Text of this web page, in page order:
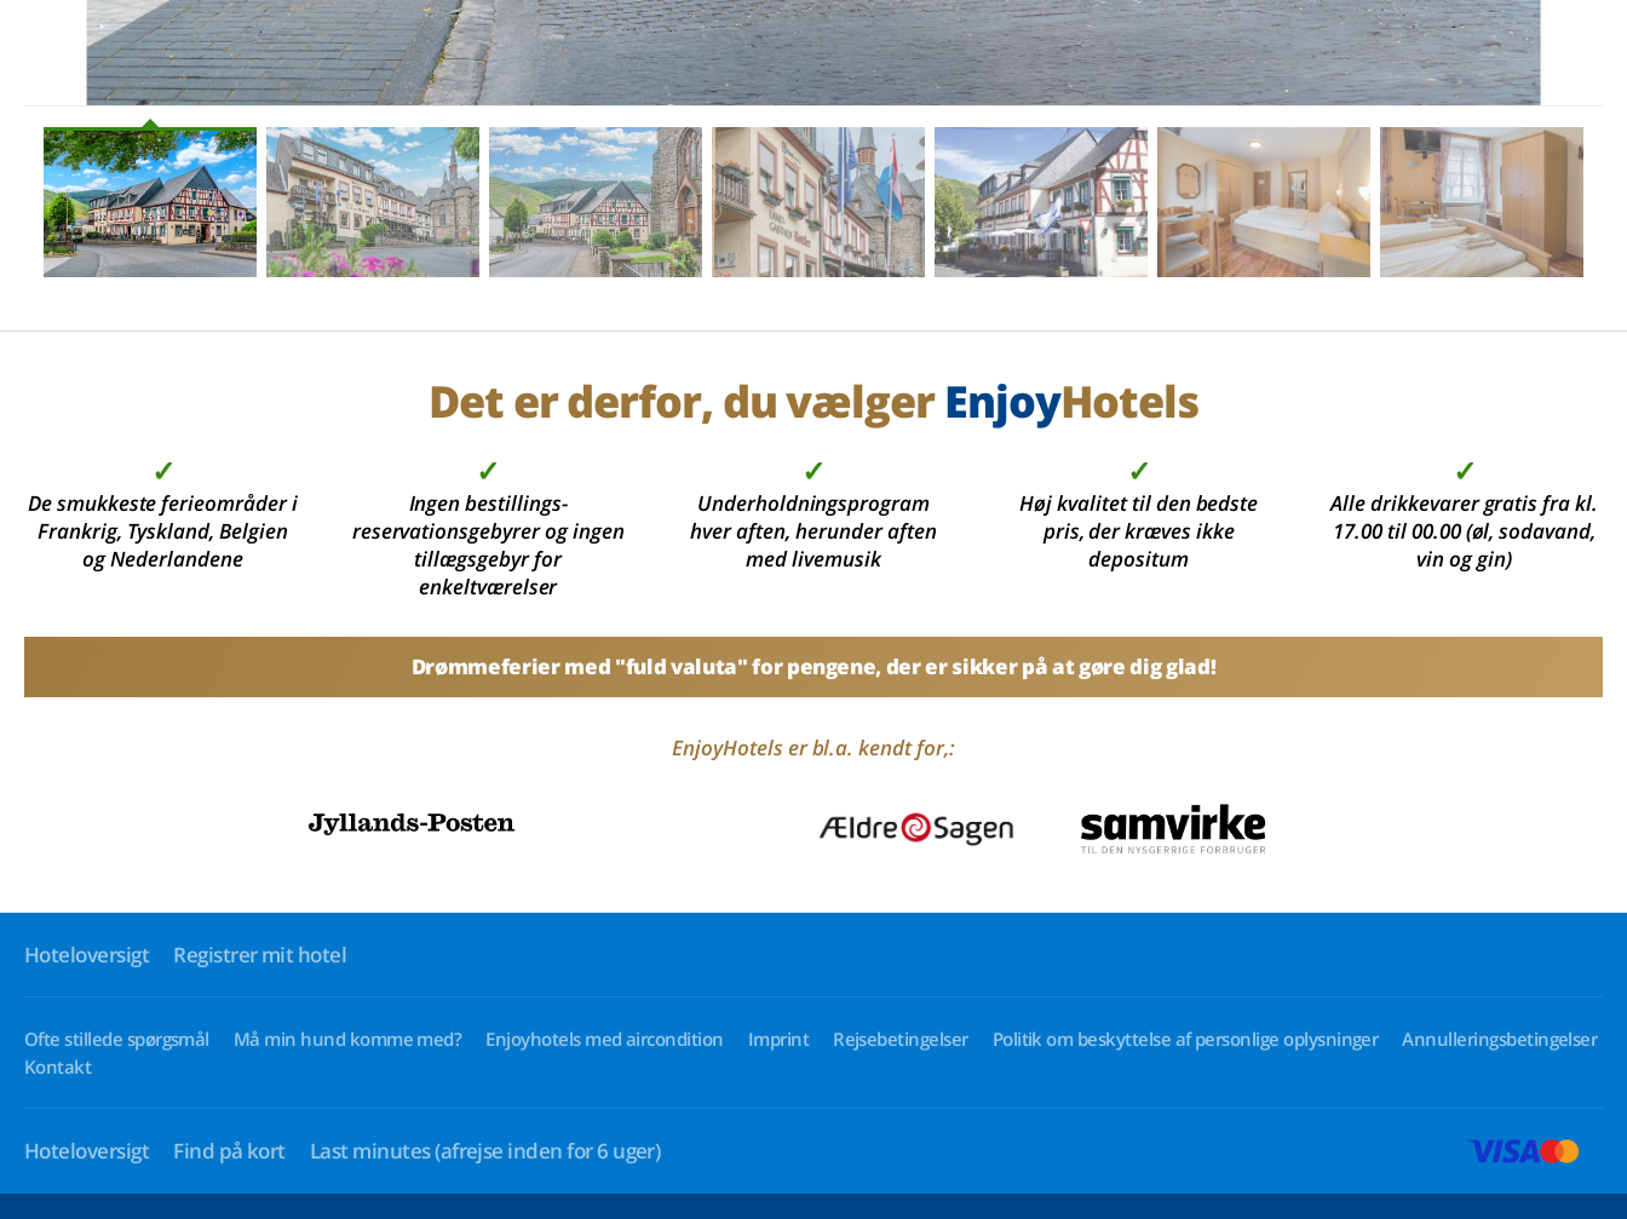
Det er derfor, du vælgerEnjoyHotels
✓
De smukkeste ferieområder i
Frankrig, Tyskland, Belgien
og Nederlandene
✓
Ingen bestillings-
reservationsgebyrer og ingen
tillægsgebyr for
enkeltværelser
✓
Underholdningsprogram
hver aften, herunder aften
med livemusik
✓
Høj kvalitet til den bedste
pris, der kræves ikke
depositum
✓
Alle drikkevarer gratis fra kl.
17.00 til 00.00 (øl, sodavand,
vin og gin)
Drømmeferier med "fuld valuta" for pengene, der er sikker på at gøre dig glad!
EnjoyHotels er bl.a. kendt for,:
Hoteloversigt Registrer mit hotel
Ofte stillede spørgsmål Må min hund komme med? Enjoyhotels med aircondition Imprint Rejsebetingelser Politik om beskyttelse af personlige oplysninger
Annulleringsbetingelser
Kontakt
Hoteloversigt Find på kort Last minutes(afrejse inden for 6 uger)